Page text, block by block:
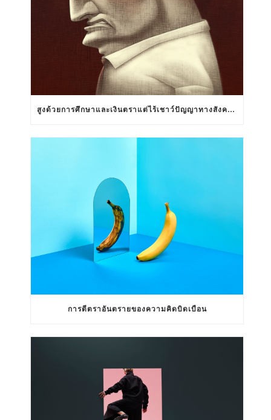
สูงด้วยการศึกษาและเงินตราแต่ไร้เชาว์ปัญญาทางสังคมสัมพันธ์
การตีตราอันตรายของความคิดบิดเบือน